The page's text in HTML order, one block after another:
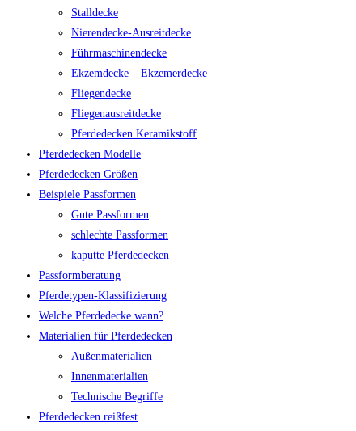
Stalldecke
Nierendecke-Ausreitdecke
Führmaschinendecke
Ekzemdecke – Ekzemerdecke
Fliegendecke
Fliegenausreitdecke
Pferdedecken Keramikstoff
Pferdedecken Modelle
Pferdedecken Größen
Beispiele Passformen
Gute Passformen
schlechte Passformen
kaputte Pferdedecken
Passformberatung
Pferdetypen-Klassifizierung
Welche Pferdedecke wann?
Materialien für Pferdedecken
Außenmaterialien
Innenmaterialien
Technische Begriffe
Pferdedecken reißfest